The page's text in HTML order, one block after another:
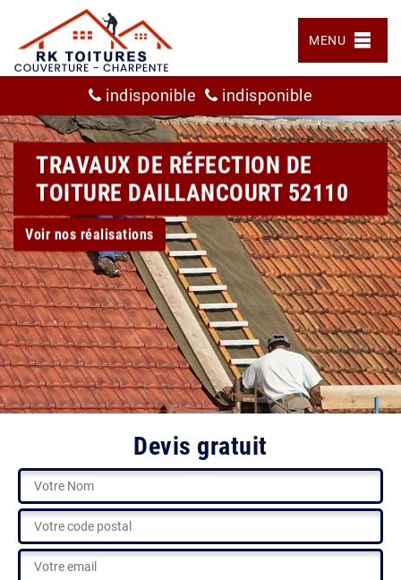
MENU
indisponible indisponible
TRAVAUX DE RÉFECTION DE
TOITURE DAILLANCOURT 52110
Voir nos réalisations
Devis gratuit